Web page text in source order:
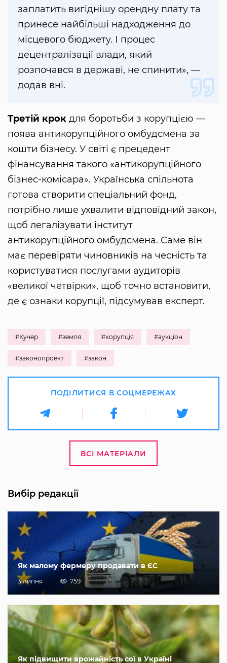
заплатить вигіднішу орендну плату та
принесе найбільші надходження до
місцевого бюджету. І процес
децентралізації влади, який
розпочався в державі, не спинити», —
додав вні.
Третій крок для боротьби з корупцією —
поява антикорупційного омбудсмена за
кошти бізнесу. У світі є прецедент
фінансування такого «антикорупційного
бізнес-комісара». Українська спільнота
готова створити спеціальний фонд,
потрібно лише ухвалити відповідний закон,
щоб легалізувати інститут
антикорупційного омбудсмена. Саме він
має перевіряти чиновників на чесність та
користуватися послугами аудиторів
«великої четвірки», щоб точно встановити,
де є ознаки корупції, підсумував експерт.
#Кучер #земля #корупція #аукціон
#законопроект #закон
ПОДІЛИТИСЯ В СОЦМЕРЕЖАХ
ВСІ МАТЕРІАЛИ
Вибір редакції
Як малому фермеру продавати в ЄС
3 липня 759
Як підвищити врожайність сої в Україні